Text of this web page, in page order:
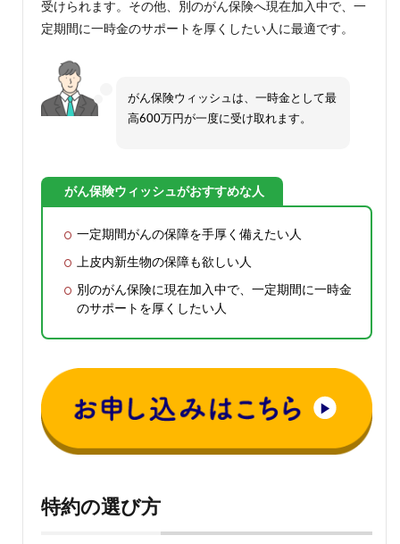
受けられます。その他、別のがん保険へ現在加入中で、一
定期間に一時金のサポートを厚くしたい人に最適です。
がん保険ウィッシュは、一時金として最
高600万円が一度に受け取れます。
がん保険ウィッシュがおすすめな人
一定期間がんの保障を手厚く備えたい人
上皮内新生物の保障も欲しい人
別のがん保険に現在加入中で、一定期間に一時金
のサポートを厚くしたい人
特約の選び方